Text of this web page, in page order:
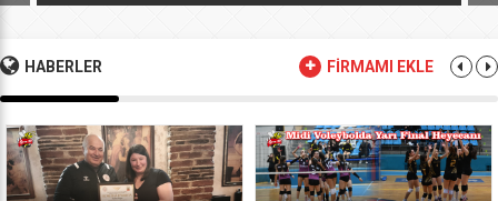
Federasyonu Başkanı, Avrupa ve Dünya
Şampiyonu, olimpiyat ikincisi Stanka Zlateva
HABERLER FİRMAMI EKLE